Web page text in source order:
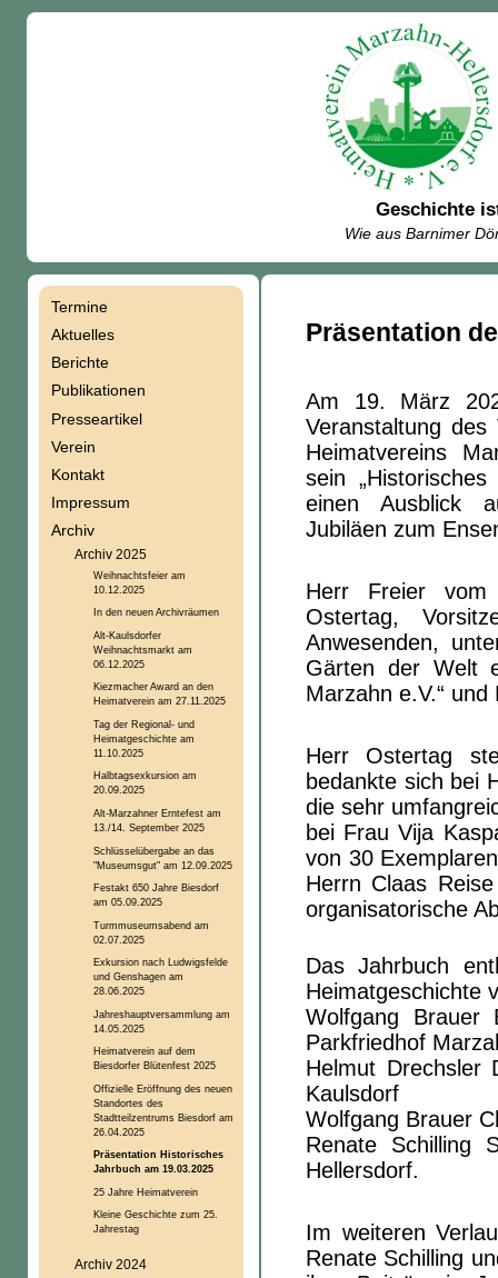
Geschichte
Wie aus Barnimer
Präsentation
Am 19. März
Veranstaltung des
Heimatvereins
sein
einen Ausblick
Jubiläen zum
Herr Freier vom
Ostertag,
Anwesenden,
Gärten der Welt
Marzahn e.V.“ und
Herr Ostertag
bedankte sich bei
die sehr
bei Frau Vija
von 30
Herrn Claas
organisatorische
Das Jahrbuch
Heimatgeschichte
Wolfgang Brauer
Parkfriedhof
Helmut Drechsler
Kaulsdorf
Wolfgang Brauer
Renate Schilling
Hellersdorf.
Im weiteren
Renate Schilling
Termine
Aktuelles
Berichte
Publikationen
Presseartikel
Verein
Kontakt
Impressum
Archiv
Archiv 2025
Weihnachtsfeier am
10.12.2025
In den neuen Archivräumen
Alt-Kaulsdorfer
Weihnachtsmarkt am
06.12.2025
Kiezmacher Award an den
Heimatverein am 27.11.2025
Tag der Regional- und
Heimatgeschichte am
11.10.2025
Halbtagsexkursion am
20.09.2025
Alt-Marzahner Erntefest am
13./14. September 2025
Schlüsselübergabe an das
"Museumsgut" am 12.09.2025
Festakt 650 Jahre Biesdorf
am 05.09.2025
Turmmuseumsabend am
02.07.2025
Exkursion nach Ludwigsfelde
und Genshagen am
28.06.2025
Jahreshauptversammlung am
14.05.2025
Heimatverein auf dem
Biesdorfer Blütenfest 2025
Offizielle Eröffnung des neuen
Standortes des
Stadtteilzentrums Biesdorf am
26.04.2025
Präsentation Historisches
Jahrbuch am 19.03.2025
25 Jahre Heimatverein
Kleine Geschichte zum 25.
Jahrestag
Archiv 2024